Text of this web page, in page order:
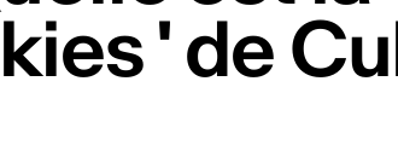
' de